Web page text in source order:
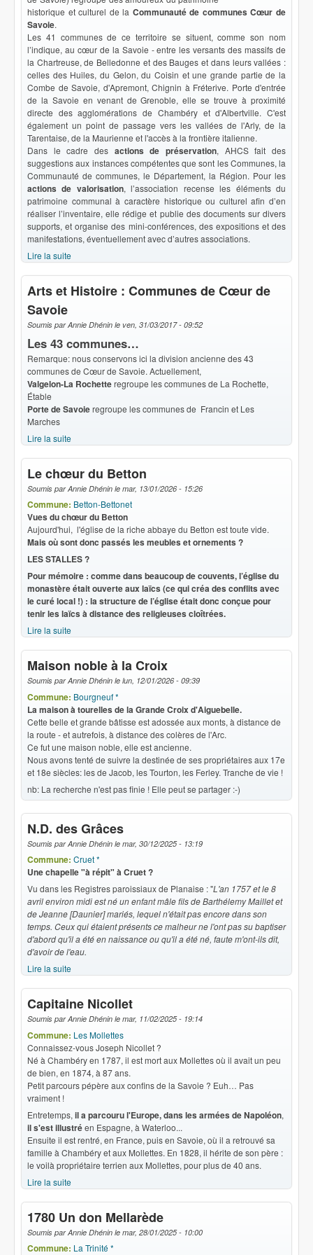
historique et culturel de la Communauté de communes Cœur de
Savoie.
Les 41 communes de ce territoire se situent, comme son nom
l’indique, au cœur de la Savoie - entre les versants des massifs de
la Chartreuse, de Belledonne et des Bauges et dans leurs vallées :
celles des Huiles, du Gelon, du Coisin et une grande partie de la
Combe de Savoie, d'Apremont, Chignin à Fréterive. Porte d'entrée
de la Savoie en venant de Grenoble, elle se trouve à proximité
directe des agglomérations de Chambéry et d'Albertville. C'est
également un point de passage vers les vallées de l'Arly, de la
Tarentaise, de la Maurienne et l'accès à la frontière italienne.
Dans le cadre des actions de préservation, AHCS fait des
suggestions aux instances compétentes que sont les Communes, la
Communauté de communes, le Département, la Région. Pour les
actions de valorisation, l’association recense les éléments du
patrimoine communal à caractère historique ou culturel afin d’en
réaliser l’inventaire, elle rédige et publie des documents sur divers
supports, et organise des mini-conférences, des expositions et des
manifestations, éventuellement avec d’autres associations.
Lire la suite
Arts et Histoire : Communes de Cœur de
Savoie
Soumis parAnnie Dhénin le ven, 31/03/2017 - 09:52
Les 43 communes…
Remarque: nous conservons ici la division ancienne des 43
communes de Cœur de Savoie. Actuellement,
Valgelon-La Rochetteregroupe les communes de La Rochette,
Étable
Porte de Savoieregroupe les communes de Francin et Les
Marches
Lire la suite
Le chœur du Betton
Soumis parAnnie Dhénin le mar, 13/01/2026 - 15:26
Commune: Betton-Bettonet
Vues du chœur du Betton
Aujourd'hui, l'église de la riche abbaye du Betton est toute vide.
Mais où sont donc passés les meubles et ornements ?
LES STALLES ?
Pour mémoire : comme dans beaucoup de couvents, l’église du
monastère était ouverte aux laïcs (ce qui créa des conflits avec
le curé local !) : la structure de l’église était donc conçue pour
tenir les laïcs à distance des religieuses cloîtrées.
Lire la suite
Maison noble à la Croix
Soumis parAnnie Dhénin le lun, 12/01/2026 - 09:39
Commune: Bourgneuf *
La maison à tourelles de la Grande Croix d'Aiguebelle.
Cette belle et grande bâtisse est adossée aux monts, à distance de
la route - et autrefois, à distance des colères de l'Arc.
Ce fut une maison noble, elle est ancienne.
Nous avons tenté de suivre la destinée de ses propriétaires aux 17e
et 18e siècles: les de Jacob, les Tourton, les Ferley. Tranche de vie !
nb: La recherche n'est pas finie ! Elle peut se partager :-)
N.D. des Grâces
Soumis parAnnie Dhénin le mar, 30/12/2025 - 13:19
Commune: Cruet *
Une chapelle "à répit" à Cruet ?
Vu dans les Registres paroissiaux de Planaise : "L'an 1757 et le 8
avril environ midi est né un enfant mâle fils de Barthélemy Maillet et
de Jeanne [Daunier] mariés, lequel n'était pas encore dans son
temps. Ceux qui étaient présents ce malheur ne l'ont pas su baptiser
d'abord qu'il a été en naissance ou qu'il a été né, faute m'ont-ils dit,
d'avoir de l'eau.
Lire la suite
Capitaine Nicollet
Soumis parAnnie Dhénin le mar, 11/02/2025 - 19:14
Commune: Les Mollettes
Connaissez-vous Joseph Nicollet ?
Né à Chambéry en 1787, il est mort aux Mollettes où il avait un peu
de bien, en 1874, à 87 ans.
Petit parcours pépère aux confins de la Savoie ? Euh… Pas
vraiment !
Entretemps, il a parcouru l'Europe, dans les armées de Napoléon,
il s'est illustréen Espagne, à Waterloo...
Ensuite il est rentré, en France, puis en Savoie, où il a retrouvé sa
famille à Chambéry et aux Mollettes. En 1828, il hérite de son père :
le voilà propriétaire terrien aux Mollettes, pour plus de 40 ans.
Lire la suite
1780 Un don Mellarède
Soumis parAnnie Dhénin le mar, 28/01/2025 - 10:00
Commune: La Trinité *